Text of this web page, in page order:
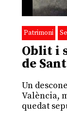
Patrimoni
Oblit i
de
Un
València,
quedat